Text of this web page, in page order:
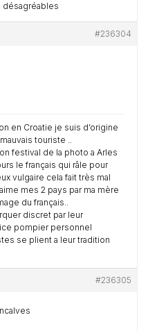
désagréables
#236304
en Croatie je suis d’origine
touriste ..
festival de la photo a Arles
le français qui râle pour
vulgaire cela fait très mal
mes 2 pays par ma mère
du français..
discret par leur
pompier personnel
se plient a leur tradition
#236305